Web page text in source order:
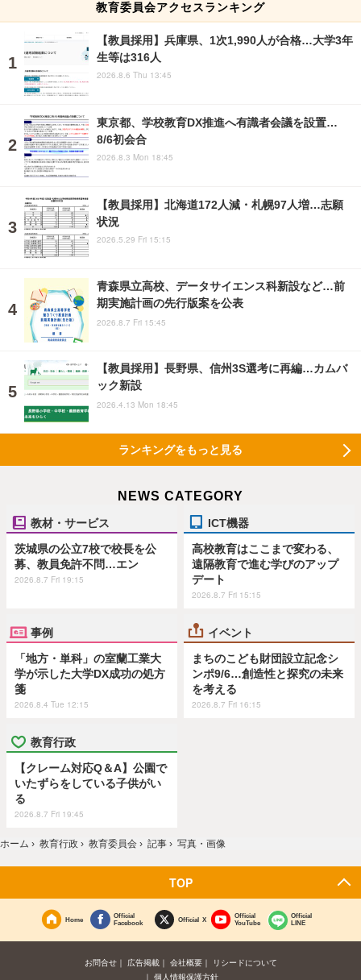
教育委員会アクセスランキング
【教員採用】兵庫県、1次1,990人が合格…大学3年
生等は316人
2026.8.6 Thu 13:45
東京都、学校教育DX推進へ有識者会議を設置…
8/6初会合
2026.8.3 Mon 18:45
【教員採用】北海道172人減・札幌97人増…志願
状況
2026.5.29 Fri 15:15
青森県立高校、データサイエンス科新設など…前
期実施計画の先行版案を公表
2026.8.7 Fri 15:45
【教員採用】長野県、信州3S選考に再編…カムバ
ック新設
2026.4.13 Mon 18:45
ランキングをもっと見る
NEWS CATEGORY
教材・サービス
茨城県の公立7校で校長を公
募、教員免許不問…エン
2026.8.7 Fri 19:15
ICT機器
高校教育はここまで変わる、
遠隔教育で進む学びのアップ
デート
2026.8.7 Fri 15:15
事例
「地方・単科」の室蘭工業大
学が示した大学DX成功の処方
箋
2026.8.4 Tue 12:15
イベント
まちのこども財団設立記念シ
ンポ9/6…創造性と探究の未来
を考える
2026.8.7 Fri 16:15
教育行政
【クレーム対応Q＆A】公園で
いたずらをしている子供がい
る
2026.8.7 Fri 19:45
ホーム › 教育行政 › 教育委員会 › 記事 › 写真・画像
TOP
Home
Official
Facebook
Official X
Official
YouTube
Official
LINE
お問合せ 広告掲載 会社概要
リシードについて
個人情報保護方針